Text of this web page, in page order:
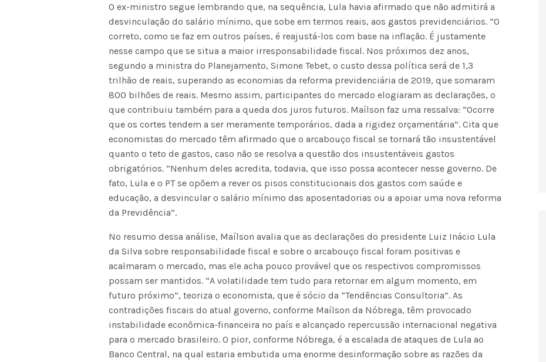
O ex-ministro segue lembrando que, na sequência, Lula havia afirmado que não admitirá a
desvinculação do salário mínimo, que sobe em termos reais, aos gastos previdenciários. “O
correto, como se faz em outros países, é reajustá-los com base na inflação. É justamente
nesse campo que se situa a maior irresponsabilidade fiscal. Nos próximos dez anos,
segundo a ministra do Planejamento, Simone Tebet, o custo dessa política será de 1,3
trilhão de reais, superando as economias da reforma previdenciária de 2019, que somaram
800 bilhões de reais. Mesmo assim, participantes do mercado elogiaram as declarações, o
que contribuiu também para a queda dos juros futuros. Maílson faz uma ressalva: “Ocorre
que os cortes tendem a ser meramente temporários, dada a rigidez orçamentária”. Cita que
economistas do mercado têm afirmado que o arcabouço fiscal se tornará tão insustentável
quanto o teto de gastos, caso não se resolva a questão dos insustentáveis gastos
obrigatórios. “Nenhum deles acredita, todavia, que isso possa acontecer nesse governo. De
fato, Lula e o PT se opõem a rever os pisos constitucionais dos gastos com saúde e
educação, a desvincular o salário mínimo das aposentadorias ou a apoiar uma nova reforma
da Previdência”.
No resumo dessa análise, Maílson avalia que as declarações do presidente Luiz Inácio Lula
da Silva sobre responsabilidade fiscal e sobre o arcabouço fiscal foram positivas e
acalmaram o mercado, mas ele acha pouco provável que os respectivos compromissos
possam ser mantidos. “A volatilidade tem tudo para retornar em algum momento, em
futuro próximo”, teoriza o economista, que é sócio da “Tendências Consultoria”. As
contradições fiscais do atual governo, conforme Maílson da Nóbrega, têm provocado
instabilidade econômica-financeira no país e alcançado repercussão internacional negativa
para o mercado brasileiro. O pior, conforme Nóbrega, é a escalada de ataques de Lula ao
Banco Central, na qual estaria embutida uma enorme desinformação sobre as razões da
Fátima Silva lança livro sobre a história
do rádio campinense no próximo dia 10